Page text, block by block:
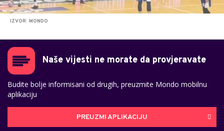
IZVOR: MONDO
Naše vijesti ne morate da provjeravate
Budite bolje informisani od drugih, preuzmite Mondo mobilnu
aplikaciju
PREUZMI APLIKACIJU